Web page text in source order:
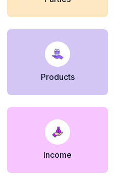
Products
Income